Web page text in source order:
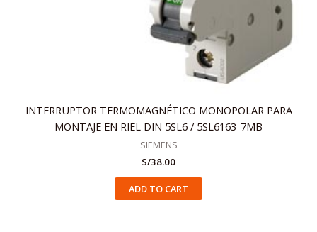
INTERRUPTOR TERMOMAGNÉTICO MONOPOLAR PARA
MONTAJE EN RIEL DIN 5SL6 / 5SL6163-7MB
SIEMENS
S/38.00
ADD TO CART